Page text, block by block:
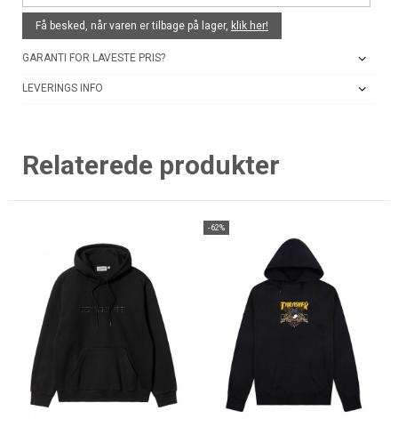
Få besked, når varen er tilbage på lager, klik her!
GARANTI FOR LAVESTE PRIS?
LEVERINGS INFO
Relaterede produkter
-62%